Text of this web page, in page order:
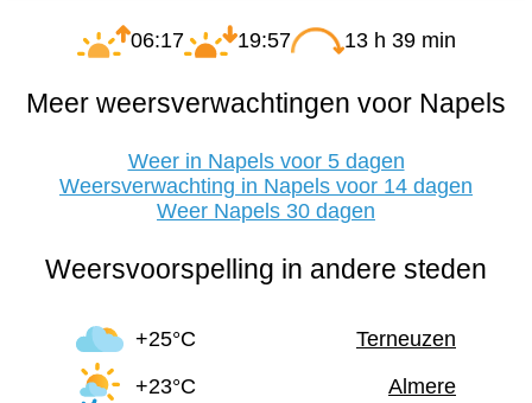
06:17 19:57 13 h 39 min
Meer weersverwachtingen voor Napels
Weer in Napels voor 5 dagen
Weersverwachting in Napels voor 14 dagen
Weer Napels 30 dagen
Weersvoorspelling in andere steden
+25°C
Terneuzen
+23°C
Almere